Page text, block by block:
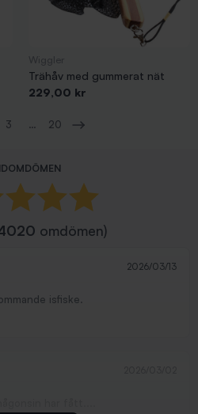
Trähåv med gummerat nät
Pris
229,00 kr
3 …
20
omdömen)
2026/03/13
isfiske.